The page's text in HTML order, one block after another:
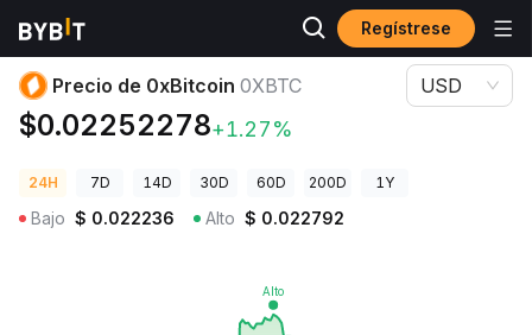
Regístrese
Precios de Criptomonedas Precio de 0xBitcoin 0XBTC
Precio de 0xBitcoin 0XBTC
$0.02252278+1.27%
USD
24H 7D 14D 30D 60D 200D 1Y
Bajo $ 0.022236 Alto $ 0.022792